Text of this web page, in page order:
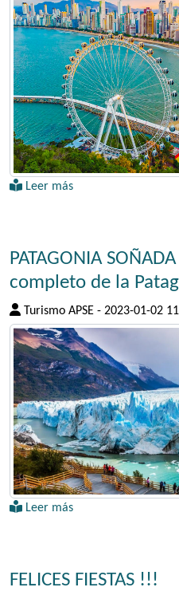
Leer más
PATAGONIA
completo de la
Turismo APSE - 2023-01-02
Leer más
FELICES FIESTAS !!!